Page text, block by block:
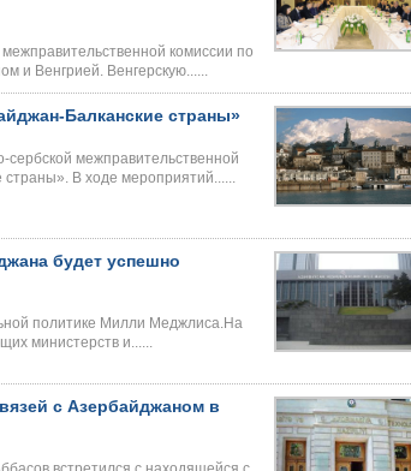
комиссии по
и Венгрией. Венгерскую......
Балканские страны»
межправительственной
В ходе мероприятий......
будет успешно
политике Милли Меджлиса.На
министерств и......
с Азербайджаном в